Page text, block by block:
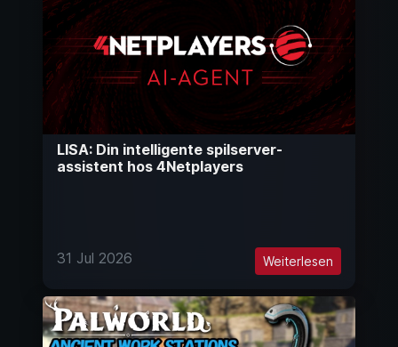
LISA: Din intelligente spilserver-
assistent hos 4Netplayers
31 Jul 2026 Weiterlesen